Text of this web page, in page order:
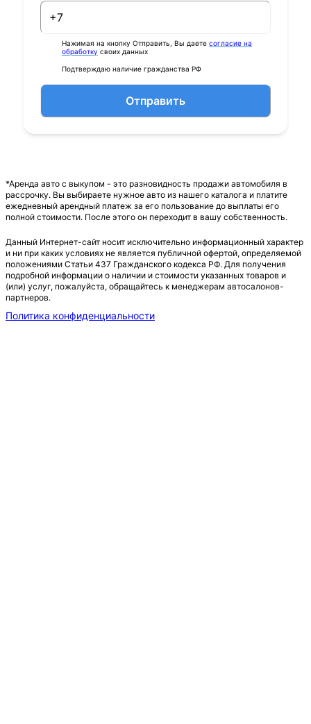
Нажимая на кнопку Отправить, Вы даете согласие на
обработку своих данных
Подтверждаю наличие гражданства РФ
Отправить
*Аренда авто с выкупом - это разновидность продажи автомобиля в
рассрочку. Вы выбираете нужное авто из нашего каталога и платите
ежедневный арендный платеж за его пользование до выплаты его
полной стоимости. После этого он переходит в вашу собственность.
Данный Интернет-сайт носит исключительно информационный характер
и ни при каких условиях не является публичной офертой, определяемой
положениями Статьи 437 Гражданского кодекса РФ. Для получения
подробной информации о наличии и стоимости указанных товаров и
(или) услуг, пожалуйста, обращайтесь к менеджерам автосалонов-
партнеров.
Политика конфиденциальности